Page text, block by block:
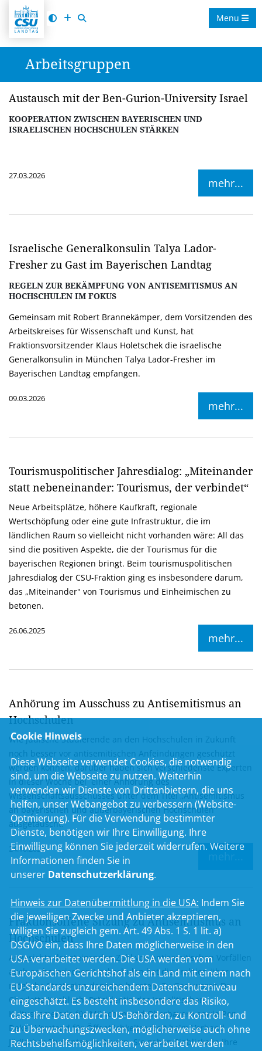
Menu
Arbeitsgruppen
Austausch mit der Ben-Gurion-University Israel
KOOPERATION ZWISCHEN BAYERISCHEN UND
ISRAELISCHEN HOCHSCHULEN STÄRKEN
27.03.2026
mehr...
Israelische Generalkonsulin Talya Lador-
Fresher zu Gast im Bayerischen Landtag
REGELN ZUR BEKÄMPFUNG VON ANTISEMITISMUS AN
HOCHSCHULEN IM FOKUS
Gemeinsam mit Robert Brannekämper, dem Vorsitzenden des
Arbeitskreises für Wissenschaft und Kunst, hat
Fraktionsvorsitzender Klaus Holetschek die israelische
Generalkonsulin in München Talya Lador-Fresher im
Bayerischen Landtag empfangen.
09.03.2026
mehr...
Tourismuspolitischer Jahresdialog: „Miteinander
statt nebeneinander: Tourismus, der verbindet“
Neue Arbeitsplätze, höhere Kaufkraft, regionale
Wertschöpfung oder eine gute Infrastruktur, die im
ländlichen Raum so vielleicht nicht vorhanden wäre: All das
sind die positiven Aspekte, die der Tourismus für die
bayerischen Regionen bringt. Beim tourismuspolitischen
Jahresdialog der CSU-Fraktion ging es insbesondere darum,
das „Miteinander" von Tourismus und Einheimischen zu
betonen.
26.06.2025
mehr...
Anhörung im Ausschuss zu Antisemitismus an
Hochschulen
Wie jüdische Studierende an den Hochschulen in Zukunft
noch besser vor antisemitischen Anfeindungen geschützt
werden können, darüber haben sich verschiedenste Experten
in dieser Woche bei einer Anhörung des
Wissenschaftsausschusses unter dem Titel „Antisemitismus
an bayerischen und außerbayerischen Hochschulen“
ausgetauscht.
24.10.2024
mehr...
Fraktionsoffene Sitzung zu Antisemitismus an
Hochschulen
Angesichts der steigenden Zahl von antisemitischen Vorfällen
auch an bayerischen Hochschulen hat die Fraktion über
mögliche Strategien dagegen beraten. Zu Gast waren Dr.
Charlotte Knobloch, Präsidentin der Israelitischen
Kultusgemeinde für München und Oberbayern sowie Ron
Dekel, Vorstand für Öffentlichkeitsarbeit beim Verband
Jüdischer Studenten in Bayern. Sie gaben Einblicke in ihre
Cookie Hinweis
Diese Webseite verwendet Cookies, die notwendig
sind, um die Webseite zu nutzen. Weiterhin
verwenden wir Dienste von Drittanbietern, die uns
helfen, unser Webangebot zu verbessern (Website-
Optmierung). Für die Verwendung bestimmter
Dienste, benötigen wir Ihre Einwilligung. Ihre
Einwilligung können Sie jederzeit widerrufen. Weitere
Informationen finden Sie in
unserer Datenschutzerklärung.
Hinweis zur Datenübermittlung in die USA: Indem Sie
die jeweiligen Zwecke und Anbieter akzeptieren,
willigen Sie zugleich gem. Art. 49 Abs. 1 S. 1 lit. a)
DSGVO ein, dass Ihre Daten möglicherweise in den
USA verarbeitet werden. Die USA werden vom
Europäischen Gerichtshof als ein Land mit einem nach
EU-Standards unzureichendem Datenschutzniveau
eingeschätzt. Es besteht insbesondere das Risiko,
dass Ihre Daten durch US-Behörden, zu Kontroll- und
zu Überwachungszwecken, möglicherweise auch ohne
Rechtsbehelfsmöglichkeiten, verarbeitet werden